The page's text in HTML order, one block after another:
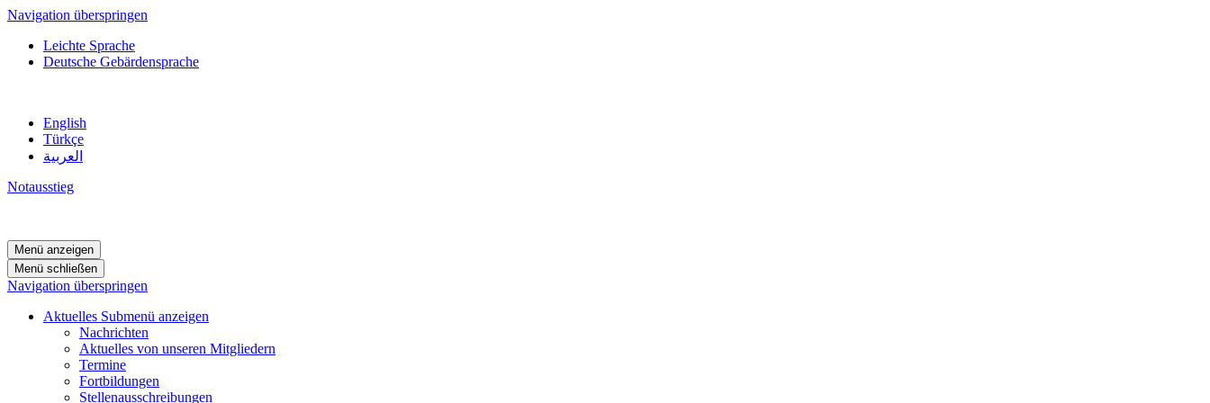
Navigation überspringen
Leichte Sprache
Deutsche Gebärdensprache
English
Türkçe
العربية
Notausstieg
Menü anzeigen
Menü schließen
Navigation überspringen
Aktuelles Submenü anzeigen
Nachrichten
Aktuelles von unseren Mitgliedern
Termine
Fortbildungen
Stellenausschreibungen